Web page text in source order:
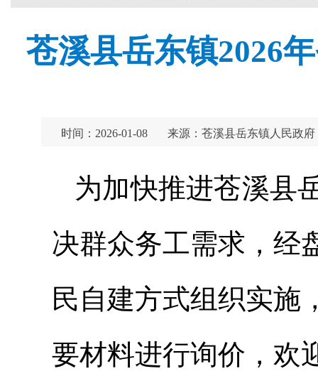
苍溪县岳东镇2026
时间：2026-01-08 来源：苍溪县岳东镇人民政府
为加快推进苍溪县
决群众务工需求，经
民自建方式组织实施
要材料进行询价，欢